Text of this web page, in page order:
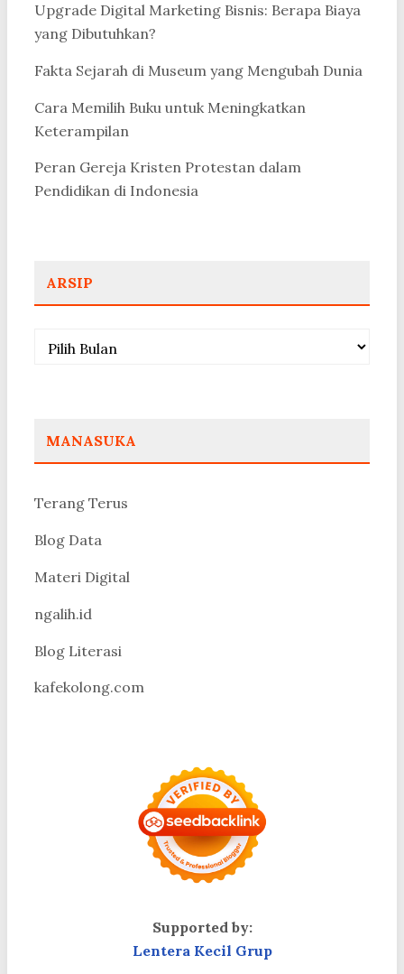
Upgrade Digital Marketing Bisnis: Berapa Biaya
yang Dibutuhkan?
Fakta Sejarah di Museum yang Mengubah Dunia
Cara Memilih Buku untuk Meningkatkan
Keterampilan
Peran Gereja Kristen Protestan dalam
Pendidikan di Indonesia
ARSIP
Arsip
MANASUKA
Terang Terus
Blog Data
Materi Digital
ngalih.id
Blog Literasi
kafekolong.com
Supported by:
Lentera Kecil Grup